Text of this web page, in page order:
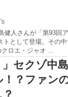
健人さんが「第93回
トとして登場。その
ロエ・ジャオ ...
」セクゾ中
！？ファン